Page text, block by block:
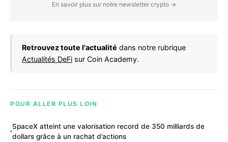
En savoir plus sur notre newsletter crypto →
Retrouvez toute l'actualité dans notre rubrique
Actualités DeFi sur Coin Academy.
POUR ALLER PLUS LOIN
SpaceX atteint une valorisation record de 350 milliards de
dollars grâce à un rachat d’actions